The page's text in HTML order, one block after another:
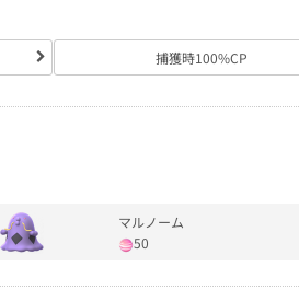
捕獲時100%CP
マルノーム
50